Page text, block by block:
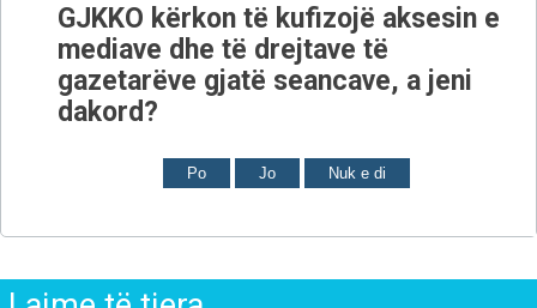
GJKKO kërkon të kufizojë aksesin e
mediave dhe të drejtave të
gazetarëve gjatë seancave, a jeni
dakord?
Po Jo Nuk e di